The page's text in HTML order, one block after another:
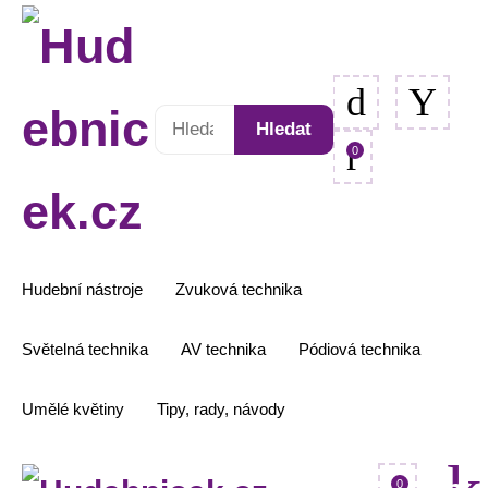
Hledat:
Hledat
0
Hudební nástroje Zvuková technika
Světelná technika AV technika Pódiová technika
Umělé květiny Tipy, rady, návody
0